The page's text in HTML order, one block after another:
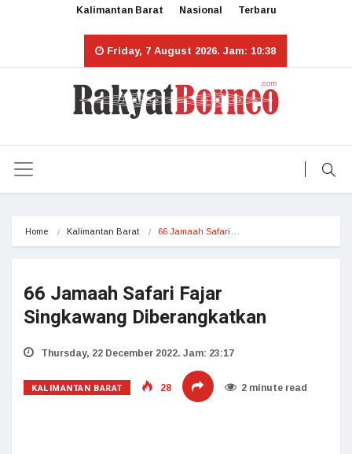
Kalimantan Barat Nasional Terbaru
Friday, 7 August 2026. Jam: 10:38
Home Kalimantan Barat 66 Jamaah Safari…
66 Jamaah Safari Fajar
Singkawang Diberangkatkan
Thursday, 22 December 2022. Jam: 23:17
KALIMANTAN BARAT 28 2 minute read